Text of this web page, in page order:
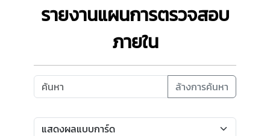
รายงานแผนการตรวจสอบ
ภายใน
ล้างการค้นหา